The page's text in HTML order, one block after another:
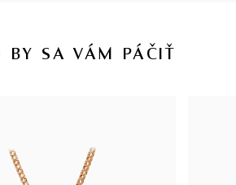
BY SA VÁM PÁČIŤ